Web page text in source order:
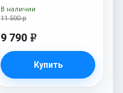
11 500 р
9 790 e
Купить
В наличии